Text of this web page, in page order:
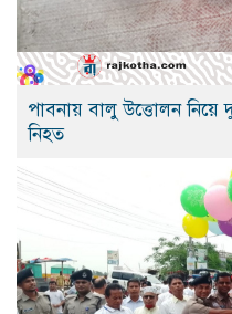
পাবনায় বালু উত্তোলন নিয়ে
নিহত